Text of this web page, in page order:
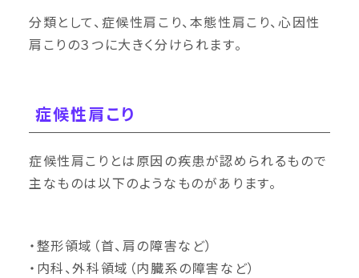
分類として、症候性肩こり、本態性肩こり、心因性
肩こりの３つに大きく分けられます。
症候性肩こり
症候性肩こりとは原因の疾患が認められるもので
主なものは以下のようなものがあります。
・整形領域（首、肩の障害など）
・内科、外科領域（内臓系の障害など）